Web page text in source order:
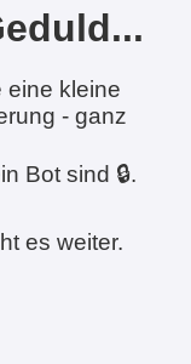
eine kleine
- ganz
Bot sind 🔒.
es weiter.